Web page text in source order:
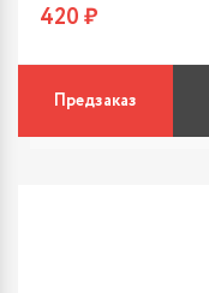
420 ₽
Предзаказ